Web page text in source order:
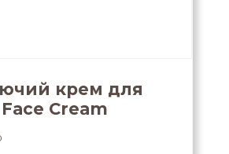
крем для
Cream